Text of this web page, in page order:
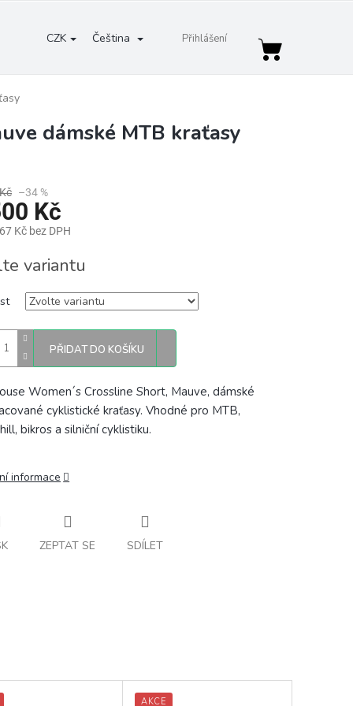
CZK Čeština Přihlášení
Nákupní
dámské MTB kraťasy
–34 %
Kč
Kč bez DPH
variantu
PŘIDAT DO KOŠÍKU
Women´s Crossline Short, Mauve, dámské
cyklistické kraťasy. Vhodné pro MTB,
bikros a silniční cyklistiku.
informace
ZEPTAT SE SDÍLET
AKCE